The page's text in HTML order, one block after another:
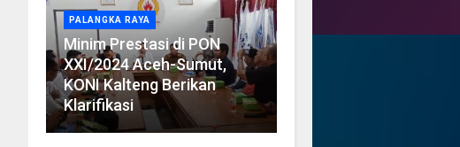
PALANGKA RAYA
Minim Prestasi di PON
XXI/2024 Aceh-Sumut,
KONI Kalteng Berikan
Klarifikasi